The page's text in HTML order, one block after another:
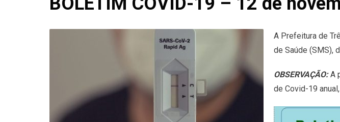
A Prefeitura de
de Saúde (SMS),
OBSERVAÇÃO:A
de Covid-19